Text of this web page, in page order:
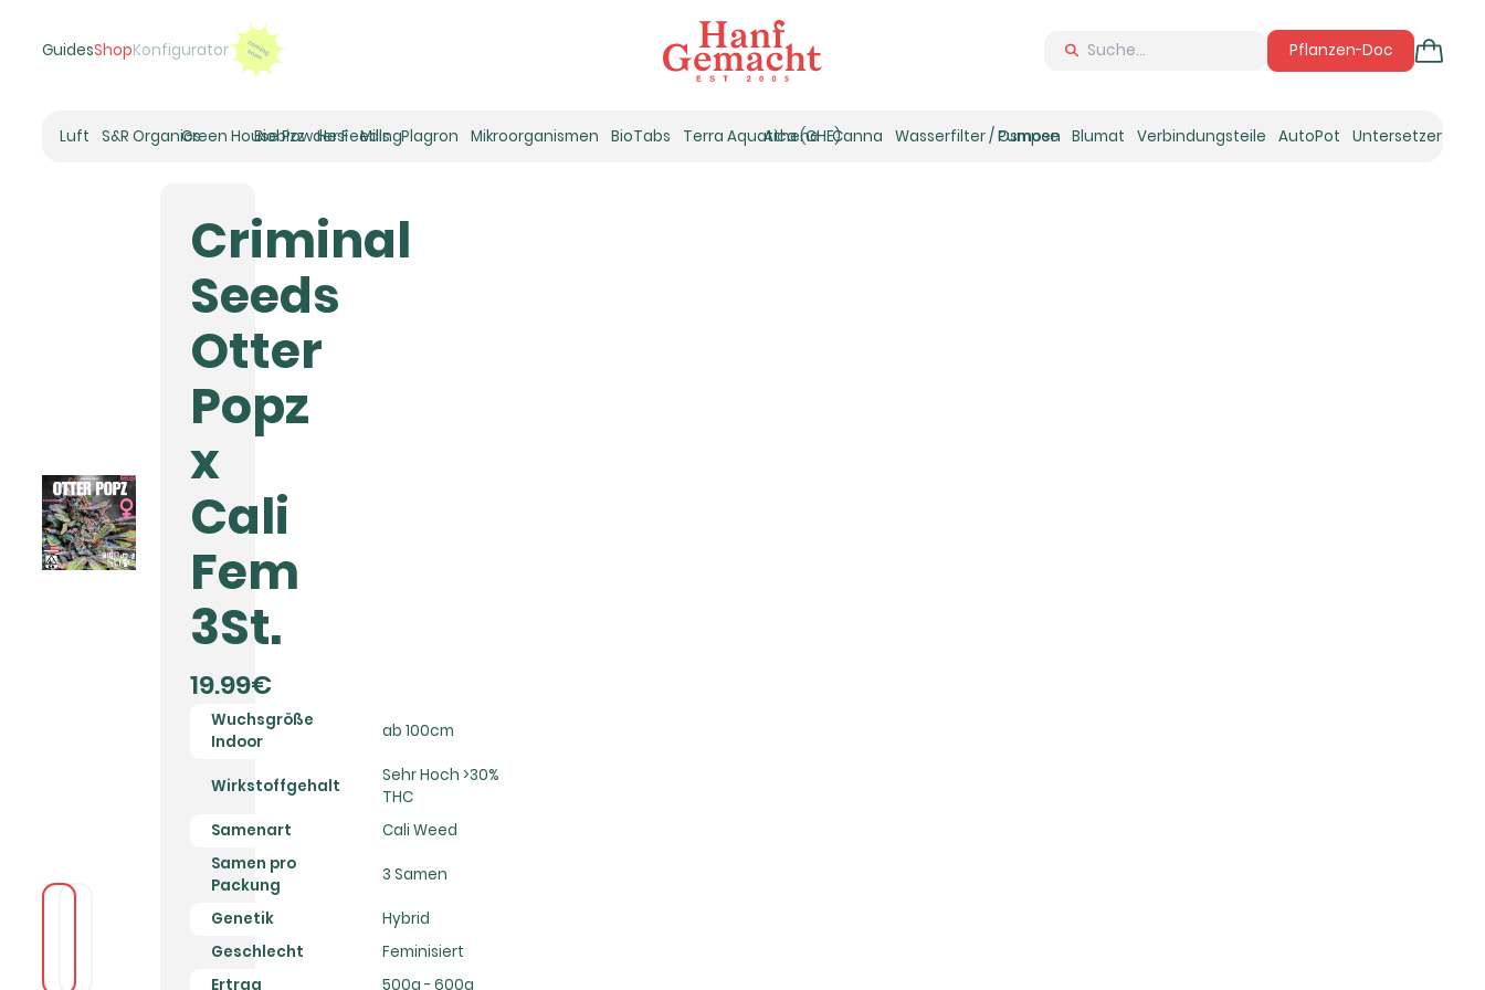
GuidesShopKonfigurator Pflanzen-Doc
Luft
Umluft-Ventilatoren
Rohrventilatoren
Luftentfeuchter
S&R OrganicsGreen House Powder Feeding
Biobizz Hesi Mills Plagron Mikroorganismen BioTabs Terra Aquatica (GHE)
Athena Canna Wasserfilter / Osmose
Pumpen Blumat Verbindungsteile AutoPot Untersetzer
Criminal
Seeds
Otter
Popz
x
Cali
Fem
3St.
19.99€
Wuchsgröße
Indoor
ab 100cm
Wirkstoffgehalt
Sehr Hoch >30%
THC
Samenart
Cali Weed
Samen pro
Packung
3 Samen
Genetik
Hybrid
Geschlecht
Feminisiert
Ertrag
500g - 600g